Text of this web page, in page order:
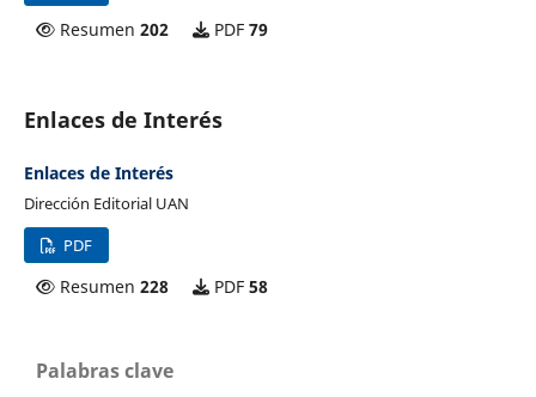
Resumen 202 PDF 79
Enlaces de Interés
Enlaces de Interés
Dirección Editorial UAN
PDF
Resumen 228 PDF 58
Palabras clave